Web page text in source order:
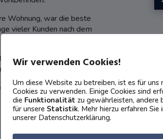
Wohnung, war die beste
vieler Kunden nach dem
mit 19 dB und sind
nur zart vor sich hin.
Wir verwenden Cookies!
Um diese Website zu betreiben, ist es für uns
Cookies zu verwenden. Einige Cookies sind
die Funktionalität zu gewährleisten, andere
für unsere Statistik. Mehr hierzu erfahren Sie
unserer Datenschutzerklärung.